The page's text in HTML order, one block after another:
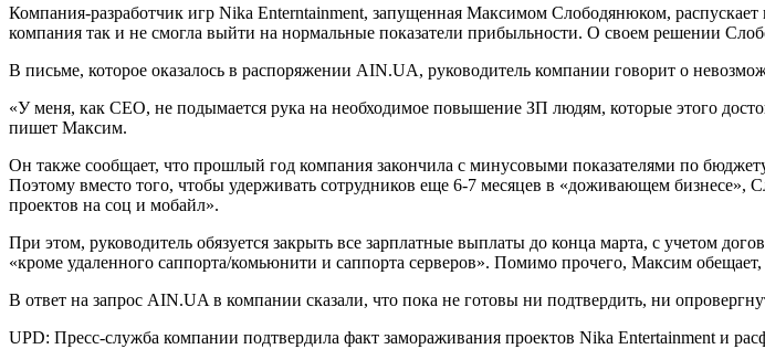
Компания-разработчик игр Nika Enterntainment, запущенная Максимом Слободянюком, распускает
компания так и не смогла выйти на нормальные показатели прибыльности. О своем решении
В письме, которое оказалось в распоряжении AIN.UA, руководитель компании говорит о
«У меня, как СЕО, не подымается рука на необходимое повышение ЗП людям, которые этого
пишет Максим.
Он также сообщает, что прошлый год компания закончила с минусовыми показателями по
Поэтому вместо того, чтобы удерживать сотрудников еще 6-7 месяцев в «доживающем
проектов на соц и мобайл».
При этом, руководитель обязуется закрыть все зарплатные выплаты до конца марта, с учетом
«кроме удаленного саппорта/комьюнити и саппорта серверов». Помимо прочего, Максим
В ответ на запрос AIN.UA в компании сказали, что пока не готовы ни подтвердить, ни
UPD: Пресс-служба компании подтвердила факт замораживания проектов Nika Entertainment и